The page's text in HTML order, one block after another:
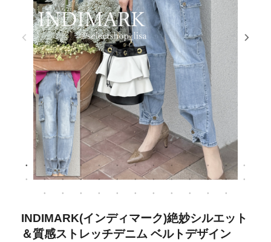
INDIMARK(インディマーク)絶妙シルエット
＆質感ストレッチデニム ベルトデザイン